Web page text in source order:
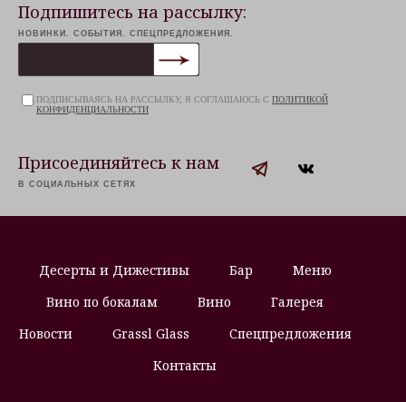
Подпишитесь на рассылку:
НОВИНКИ. СОБЫТИЯ. СПЕЦПРЕДЛОЖЕНИЯ.
ПОДПИСЫВАЯСЬ НА РАССЫЛКУ, Я СОГЛАШАЮСЬ С ПОЛИТИКОЙ
КОНФИДЕНЦИАЛЬНОСТИ
Присоединяйтесь к нам
В СОЦИАЛЬНЫХ СЕТЯХ
Десерты и Дижестивы Бар
Меню
Вино по бокалам
Вино
Галерея
Новости
Grassl Glass
Спецпредложения
Контакты